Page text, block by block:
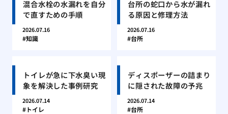
混合水栓の水漏れを自分
で直すための手順
2026.07.16
知識
台所の蛇口から水が漏れ
る原因と修理方法
2026.07.16
台所
トイレが急に下水臭い現
象を解決した事例研究
2026.07.14
トイレ
ディスポーザーの詰まり
に隠された故障の予兆
2026.07.14
台所